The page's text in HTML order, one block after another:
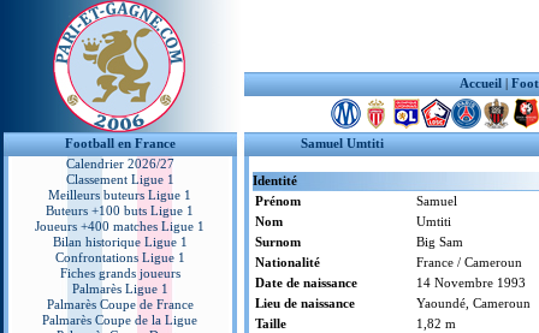
Accueil |
Football en France
Calendrier 2026/27
Classement Ligue 1
Meilleurs buteurs Ligue 1
Buteurs +100 buts Ligue 1
Joueurs +400 matches Ligue 1
Bilan historique Ligue 1
Confrontations Ligue 1
Fiches grands joueurs
Palmarès Ligue 1
Palmarès Coupe de France
Palmarès Coupe de la Ligue
Samuel Umtiti
Identité
Prénom
Samuel
Nom
Umtiti
Surnom
Big Sam
Nationalité
France / Cameroun
Date de naissance
14 Novembre 1993
Lieu de naissance
Yaoundé, Cameroun
Taille
1,82 m